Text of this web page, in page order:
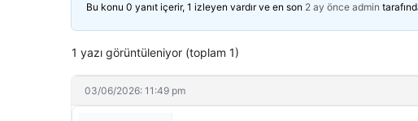
Bu konu 0 yanıt içerir, 1 izleyen vardır ve en son 2 ay önce admin
1 yazı görüntüleniyor (toplam 1)
03/06/2026: 11:49 pm